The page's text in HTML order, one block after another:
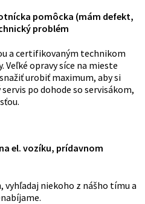
pomôcka (mám defekt,
problém
a certifikovaným technikom
Veľké opravy síce na mieste
urobiť maximum, aby si
po dohode so servisákom,
el. vozíku, prídavnom
vyhľadaj niekoho z nášho tímu a